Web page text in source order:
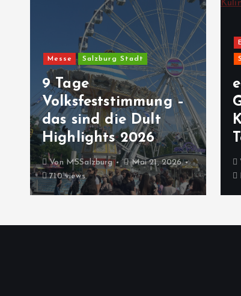
Messe Salzburg Stadt
9 Tage
Volksfeststimmung –
das sind die Dult
Highlights 2026
Von MSSalzburg
Mai 21, 2026
710 views